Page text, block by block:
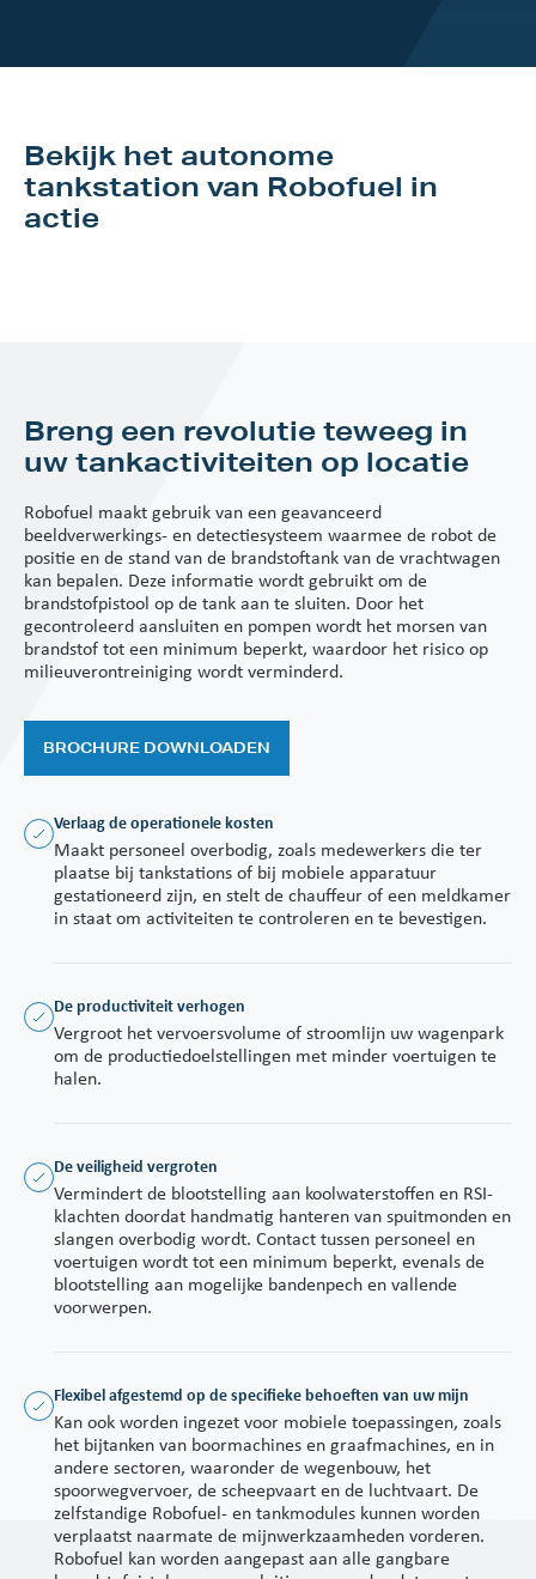
Bekijk het autonome
tankstation van Robofuel in
actie
Breng een revolutie teweeg in
uw tankactiviteiten op locatie
Robofuel maakt gebruik van een geavanceerd
beeldverwerkings- en detectiesysteem waarmee de robot de
positie en de stand van de brandstoftank van de vrachtwagen
kan bepalen. Deze informatie wordt gebruikt om de
brandstofpistool op de tank aan te sluiten. Door het
gecontroleerd aansluiten en pompen wordt het morsen van
brandstof tot een minimum beperkt, waardoor het risico op
milieuverontreiniging wordt verminderd.
BROCHURE DOWNLOADEN
Verlaag de operationele kosten
Maakt personeel overbodig, zoals medewerkers die ter
plaatse bij tankstations of bij mobiele apparatuur
gestationeerd zijn, en stelt de chauffeur of een meldkamer
in staat om activiteiten te controleren en te bevestigen.
De productiviteit verhogen
Vergroot het vervoersvolume of stroomlijn uw wagenpark
om de productiedoelstellingen met minder voertuigen te
halen.
De veiligheid vergroten
Vermindert de blootstelling aan koolwaterstoffen en RSI-
klachten doordat handmatig hanteren van spuitmonden en
slangen overbodig wordt. Contact tussen personeel en
voertuigen wordt tot een minimum beperkt, evenals de
blootstelling aan mogelijke bandenpech en vallende
voorwerpen.
Flexibel afgestemd op de specifieke behoeften van uw mijn
Kan ook worden ingezet voor mobiele toepassingen, zoals
het bijtanken van boormachines en graafmachines, en in
andere sectoren, waaronder de wegenbouw, het
spoorwegvervoer, de scheepvaart en de luchtvaart. De
zelfstandige Robofuel- en tankmodules kunnen worden
verplaatst naarmate de mijnwerkzaamheden vorderen.
Robofuel kan worden aangepast aan alle gangbare